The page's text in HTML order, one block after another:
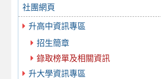
社團網頁
升高中資訊專區
招生簡章
錄取榜單及相關資訊
升大學資訊專區